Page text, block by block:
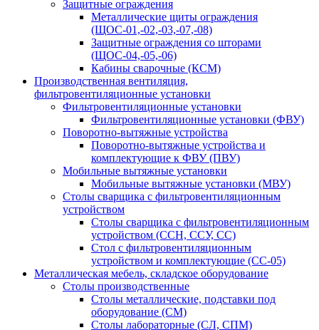
Защитные ограждения
Металлические щиты ограждения
(ЩОС-01,-02,-03,-07,-08)
Защитные ограждения со шторами
(ЩОС-04,-05,-06)
Кабины сварочные (КСМ)
Производственная вентиляция,
фильтровентиляционные установки
Фильтровентиляционные установки
Фильтровентиляционные установки (ФВУ)
Поворотно-вытяжные устройства
Поворотно-вытяжные устройства и
комплектующие к ФВУ (ПВУ)
Мобильные вытяжные установки
Мобильные вытяжные установки (МВУ)
Столы сварщика с фильтровентиляционным
устройством
Столы сварщика с фильтровентиляционным
устройством (ССН, ССУ, СС)
Стол с фильтровентиляционным
устройством и комплектующие (СС-05)
Металлическая мебель, складское оборудование
Столы производственные
Столы металлические, подставки под
оборудование (СМ)
Столы лабораторные (СЛ, СПМ)